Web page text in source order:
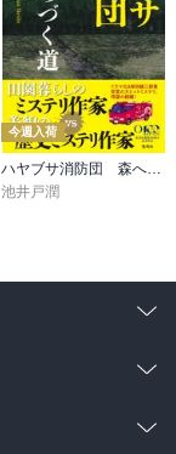
今週入荷
ハヤブサ消防団 森へつづく道
池井戸潤